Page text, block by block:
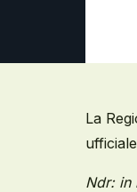
La
Ndr: in